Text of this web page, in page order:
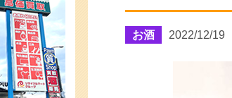
お酒 2022/12/19